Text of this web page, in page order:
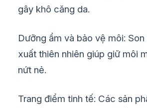
gây khô căng da.
Dưỡng ẩm và bảo vệ môi:
xuất thiên nhiên giúp giữ môi
nứt nẻ.
Trang điểm tinh tế: Các sản